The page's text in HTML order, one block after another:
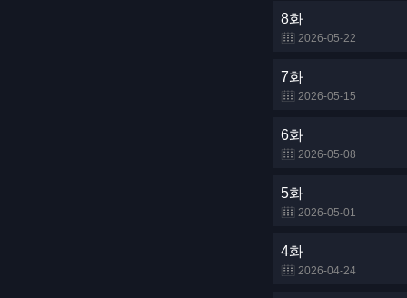
8화
2026-05-22
7화
2026-05-15
6화
2026-05-08
5화
2026-05-01
4화
2026-04-24